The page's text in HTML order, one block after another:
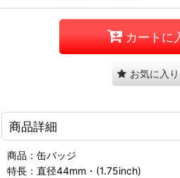
カートに
お気に入
商品詳細
商品：缶バッジ
特長：直径44mm・(1.75inch)